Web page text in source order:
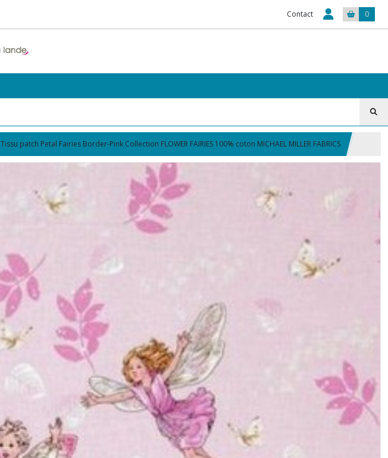
Contact 0
Tissu patch Petal Fairies Border-Pink Collection FLOWER FAIRIES 100% coton MICHAEL MILLER FABRICS